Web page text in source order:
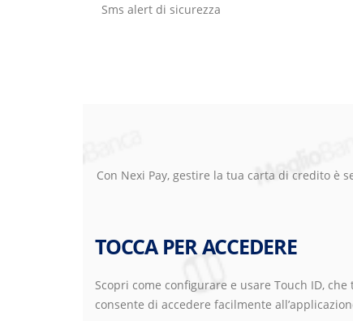
Sms alert di sicurezza
Con Nexi Pay, gestire la tua carta di credito
TOCCA PER ACCEDERE
Scopri come configurare e usare Touch ID, che
consente di accedere facilmente